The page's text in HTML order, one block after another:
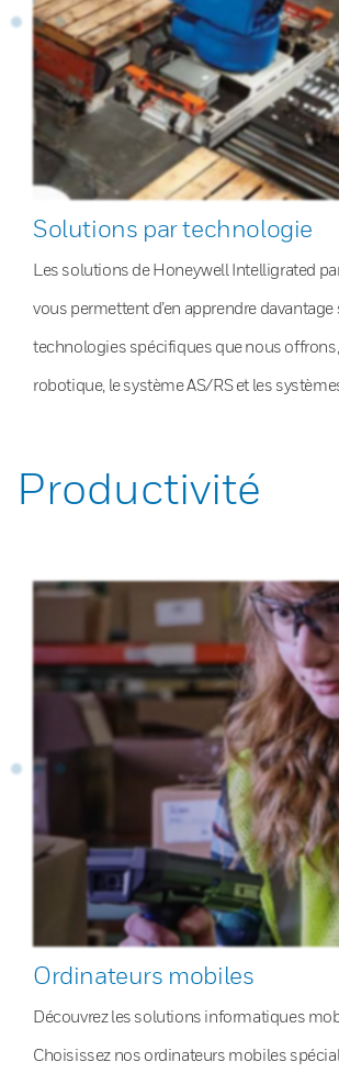
Solutions par technologie
Les solutions de Honeywell Intelligrated
vous permettent d’en apprendre davantage
technologies spécifiques que nous
robotique, le système AS/RS et les
Productivité
Ordinateurs mobiles
Découvrez les solutions informatiques
Choisissez nos ordinateurs mobiles